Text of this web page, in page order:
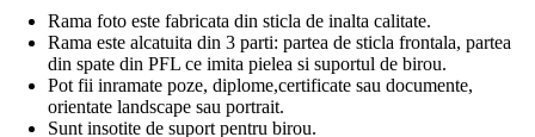
Rama foto este fabricata din sticla de inalta calitate.
Rama este alcatuita din 3 parti: partea de sticla frontala, partea
din spate din PFL ce imita pielea si suportul de birou.
Pot fii inramate poze, diplome,certificate sau documente,
orientate landscape sau portrait.
Sunt insotite de suport pentru birou.